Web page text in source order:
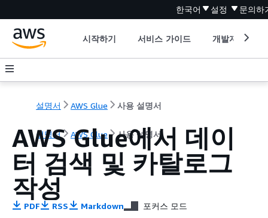
한국어 설정 문의하
시작하기 서비스 가이드 개발자 도구
설명서 AWS Glue 사용 설명서
설명서 AWS Glue 사용 설명서
AWS Glue에서 데이
터 검색 및 카탈로그
작성
PDF RSS Markdown 포커스 모드